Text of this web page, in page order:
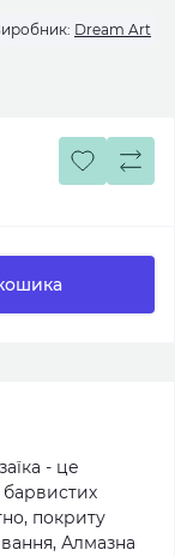
Dream Art
- це
покриту
Алмазна